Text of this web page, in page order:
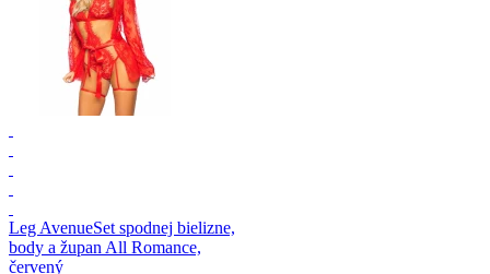
Leg AvenueSet spodnej bielizne,
body a župan All Romance,
červený